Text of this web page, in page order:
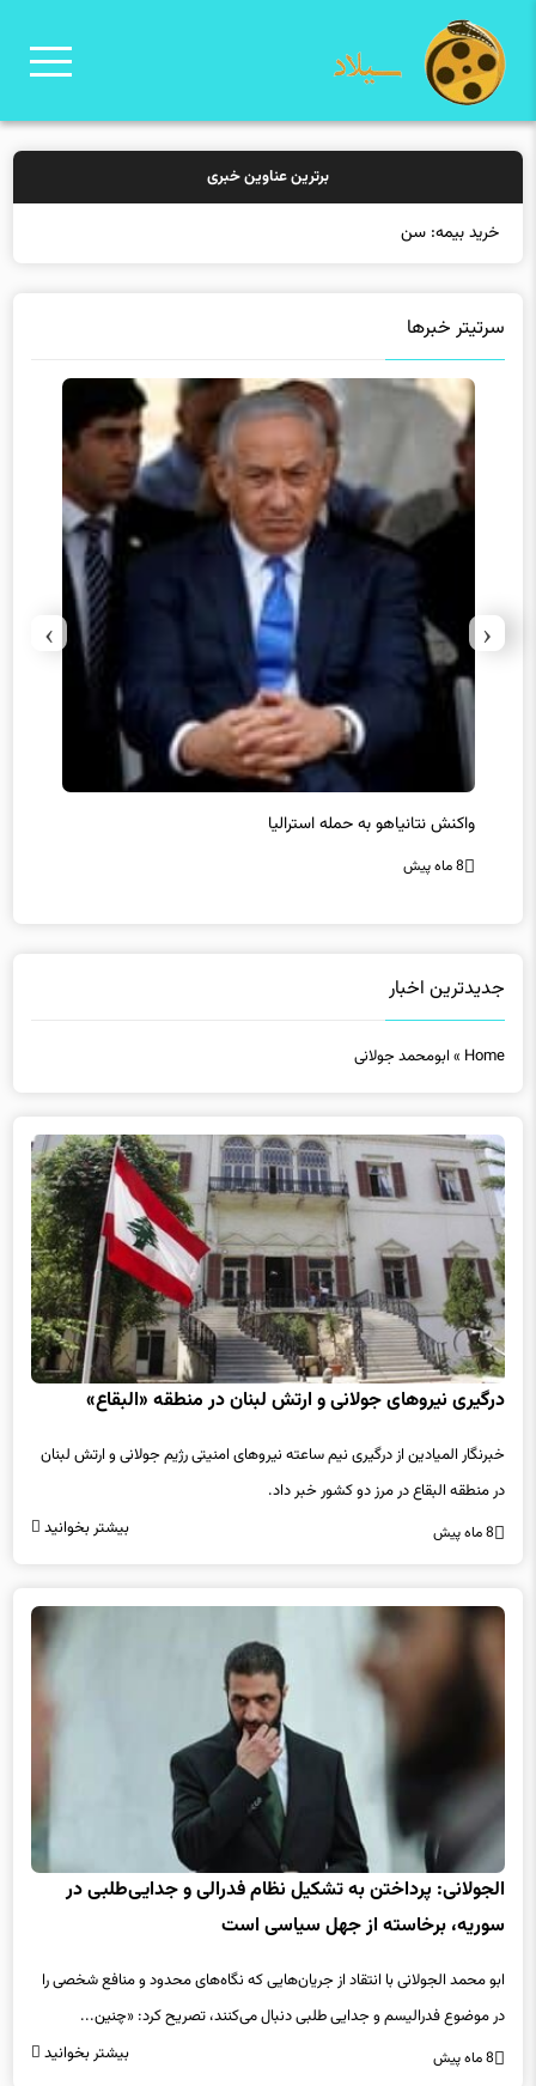
برترین عناوین خبری
خرید بیمه: سنتی یا آنلاین؟ کدام
سرتیتر خبرها
واکنش نتانیاهو به حمله استرالیا
8 ماه پیش
‹
›
جدیدترین اخبار
Home
» ابومحمد جولانی
درگیری نیروهای جولانی و ارتش لبنان در منطقه «البقاع»
خبرنگار المیادین از درگیری نیم ساعته نیروهای امنیتی رژیم جولانی و ارتش لبنان
در منطقه البقاع در مرز دو کشور خبر داد.
8 ماه پیش بیشتر بخوانید
الجولانی: پرداختن به تشکیل نظام فدرالی و جدایی‌طلبی در
سوریه،‌ برخاسته از جهل سیاسی است
ابو محمد الجولانی با انتقاد از جریان‌هایی که نگاه‌های محدود و منافع شخصی را
در موضوع فدرالیسم و جدایی طلبی دنبال می‌کنند، تصریح کرد: «چنین...
8 ماه پیش بیشتر بخوانید